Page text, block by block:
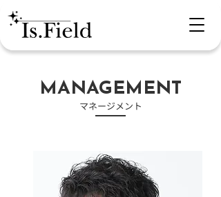
​MANAGEMENT
​マネージメント